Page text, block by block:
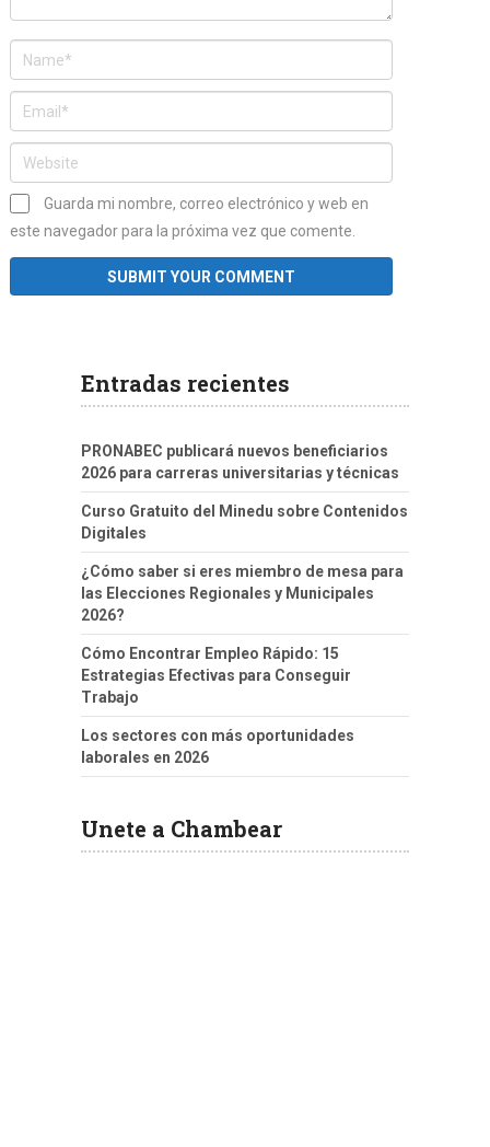
Guarda mi nombre, correo electrónico y web en
este navegador para la próxima vez que comente.
Entradas recientes
PRONABEC publicará nuevos beneficiarios
2026 para carreras universitarias y técnicas
Curso Gratuito del Minedu sobre Contenidos
Digitales
¿Cómo saber si eres miembro de mesa para
las Elecciones Regionales y Municipales
2026?
Cómo Encontrar Empleo Rápido: 15
Estrategias Efectivas para Conseguir
Trabajo
Los sectores con más oportunidades
laborales en 2026
Unete a Chambear